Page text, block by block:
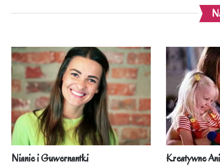
Nianie i Guwernantki Kreatywne